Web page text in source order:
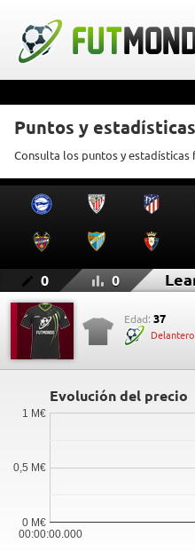
Puntos y
Consulta los puntos y
0 0
Edad: 37
Delantero
Evolución del precio
00:00:00.000
0 M€
0,5 M€
1 M€